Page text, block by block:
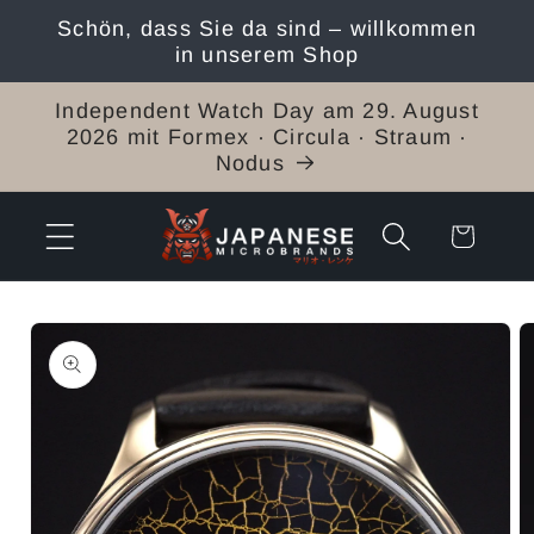
zum
Schön, dass Sie da sind – willkommen
in unserem Shop
Independent Watch Day am 29. August
2026 mit Formex · Circula · Straum ·
Nodus
Warenkorb